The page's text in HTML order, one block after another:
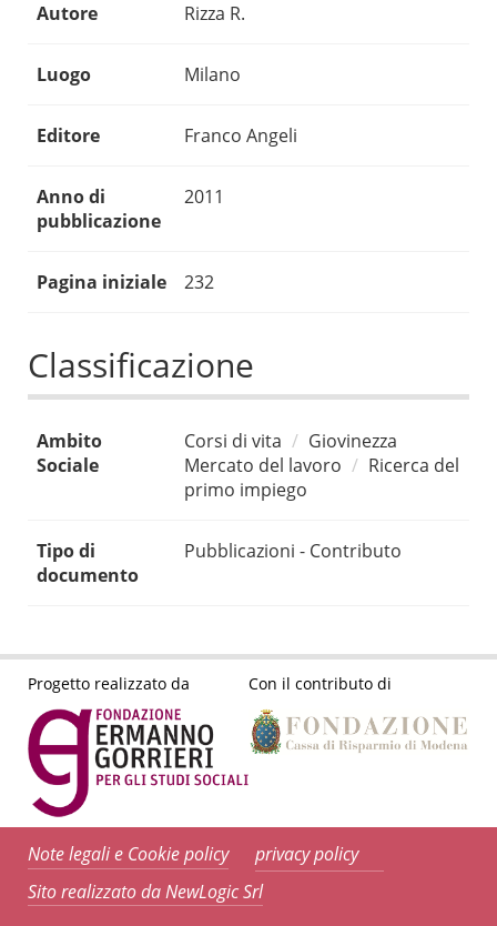
Autore Rizza R.
Luogo Milano
Editore Franco Angeli
Anno di
pubblicazione
2011
Pagina iniziale 232
Classificazione
Ambito
Sociale
Corsi di vita
Giovinezza
Mercato del lavoro
Ricerca del
primo impiego
Tipo di
documento
Pubblicazioni - Contributo
Progetto realizzato da Con il contributo di
Note legali e Cookie policy
privacy policy
Sito realizzato da NewLogic Srl